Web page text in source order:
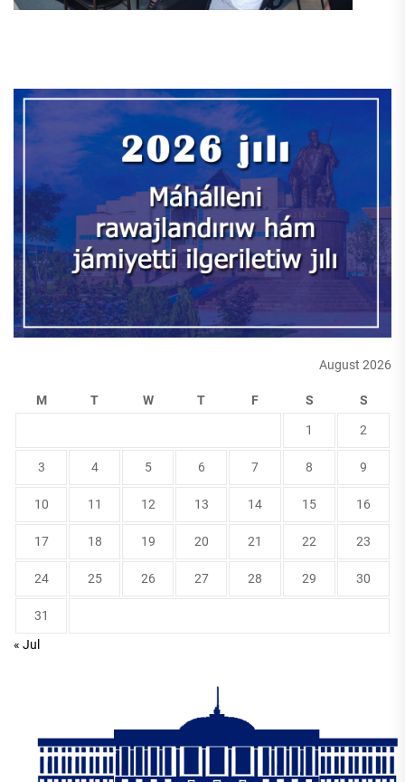
August 2026
M T W T F S S
1 2
3 4 5 6 7 8 9
10 11 12 13 14 15 16
17 18 19 20 21 22 23
24 25 26 27 28 29 30
31
« Jul